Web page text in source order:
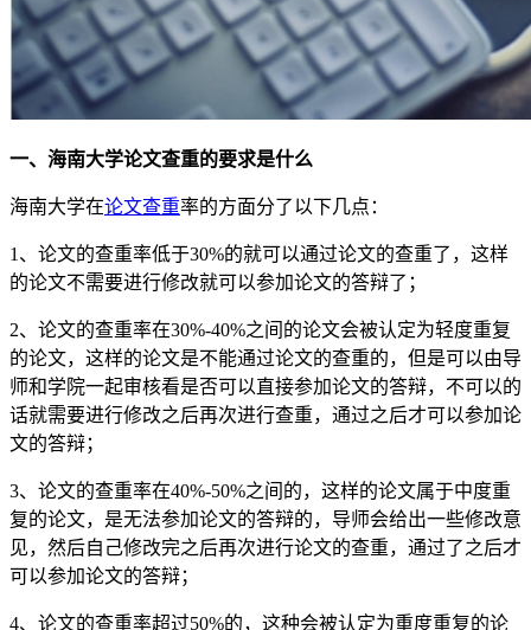
一、海南大学论文查重的要求是什么
海南大学在论文查重率的方面分了以下几点：
1、论文的查重率低于30%的就可以通过论文的查重了，这样
的论文不需要进行修改就可以参加论文的答辩了；
2、论文的查重率在30%-40%之间的论文会被认定为轻度重复
的论文，这样的论文是不能通过论文的查重的，但是可以由导
师和学院一起审核看是否可以直接参加论文的答辩，不可以的
话就需要进行修改之后再次进行查重，通过之后才可以参加论
文的答辩；
3、论文的查重率在40%-50%之间的，这样的论文属于中度重
复的论文，是无法参加论文的答辩的，导师会给出一些修改意
见，然后自己修改完之后再次进行论文的查重，通过了之后才
可以参加论文的答辩；
4、论文的查重率超过50%的，这种会被认定为重度重复的论